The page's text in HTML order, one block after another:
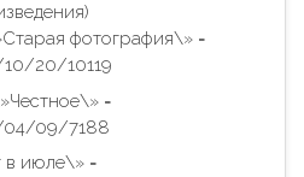
фотография\» =
20/10119
=
04/09/7188
в июле\» =